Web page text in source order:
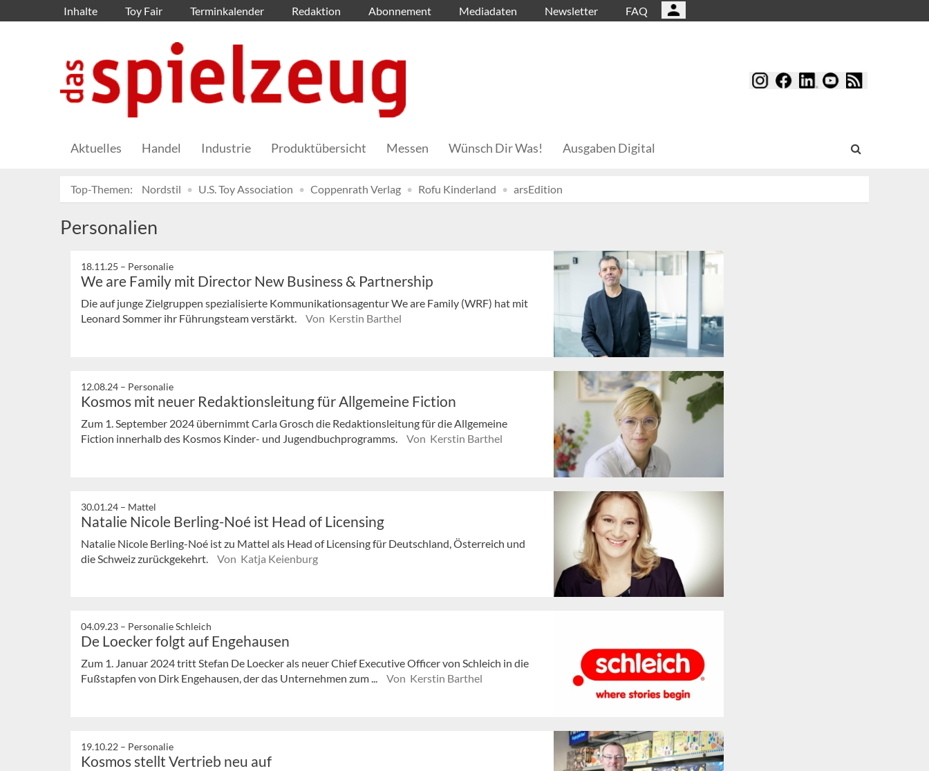
Inhalte Toy Fair Terminkalender Redaktion Abonnement Mediadaten Newsletter FAQ
Aktuelles Handel Industrie Produktübersicht Messen Wünsch Dir Was! Ausgaben Digital
Top-Themen: Nordstil U.S. Toy Association Coppenrath Verlag Rofu Kinderland arsEdition
Personalien
18.11.25 – Personalie
We are Family mit Director New Business & Partnership
Die auf junge Zielgruppen spezialisierte Kommunikationsagentur We are Family (WRF) hat mit
Leonard Sommer ihr Führungsteam verstärkt.
Von Kerstin Barthel
12.08.24 – Personalie
Kosmos mit neuer Redaktionsleitung für Allgemeine Fiction
Zum 1. September 2024 übernimmt Carla Grosch die Redaktionsleitung für die Allgemeine
Fiction innerhalb des Kosmos Kinder- und Jugendbuchprogramms.
Von Kerstin Barthel
30.01.24 – Mattel
Natalie Nicole Berling-Noé ist Head of Licensing
Natalie Nicole Berling-Noé ist zu Mattel als Head of Licensing für Deutschland, Österreich und
die Schweiz zurückgekehrt.
Von Katja Keienburg
04.09.23 – Personalie Schleich
De Loecker folgt auf Engehausen
Zum 1. Januar 2024 tritt Stefan De Loecker als neuer Chief Executive Officer von Schleich in die
Fußstapfen von Dirk Engehausen, der das Unternehmen zum ...
Von Kerstin Barthel
19.10.22 – Personalie
Kosmos stellt Vertrieb neu auf